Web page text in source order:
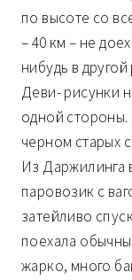
по высоте со
– 40 км – не
нибудь в
Деви- рисунки
одной
черном старых
Из Даржилинга
паровозик с
затейливо
поехала
жарко, много